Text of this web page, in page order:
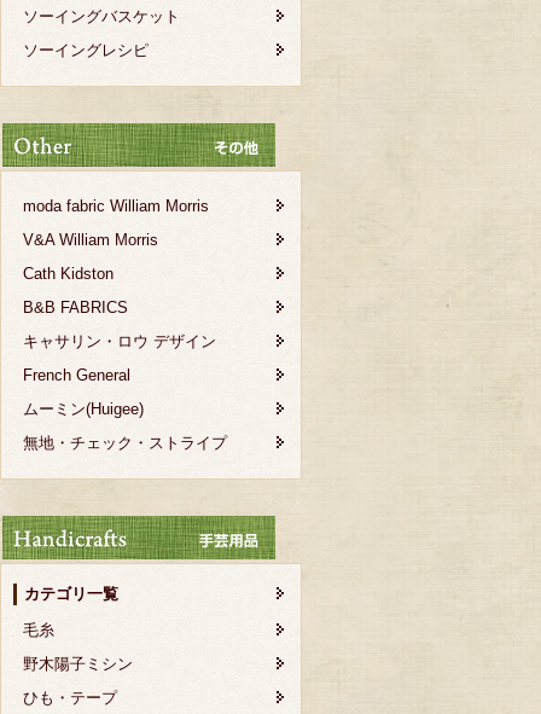
ソーイングバスケット
ソーイングレシピ
moda fabric William Morris
V&A William Morris
Cath Kidston
B&B FABRICS
キャサリン・ロウ デザイン
French General
ムーミン(Huigee)
無地・チェック・ストライプ
カテゴリ一覧
毛糸
野木陽子ミシン
ひも・テープ